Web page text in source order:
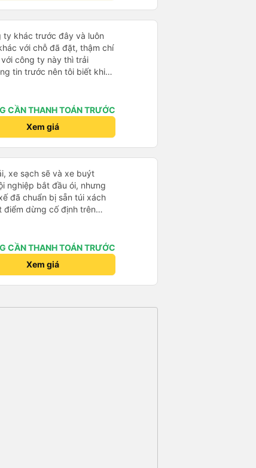
khác trước đây và luôn
với chỗ đã đặt, thậm chí
công ty này thì trải
tin trước nên tôi biết khi
và xếp tôi ngồi đúng chỗ
rất nhanh chóng. Từ giờ trở
Tôi thường xuyên sử
giữa Thành phố Hồ Chí
CẦN THANH TOÁN TRƯỚC
Xem giá
xe sạch sẽ và xe buýt
nghiệp bắt đầu ói, nhưng
đã chuẩn bị sẵn túi xách
điểm dừng cố định trên
CẦN THANH TOÁN TRƯỚC
Xem giá